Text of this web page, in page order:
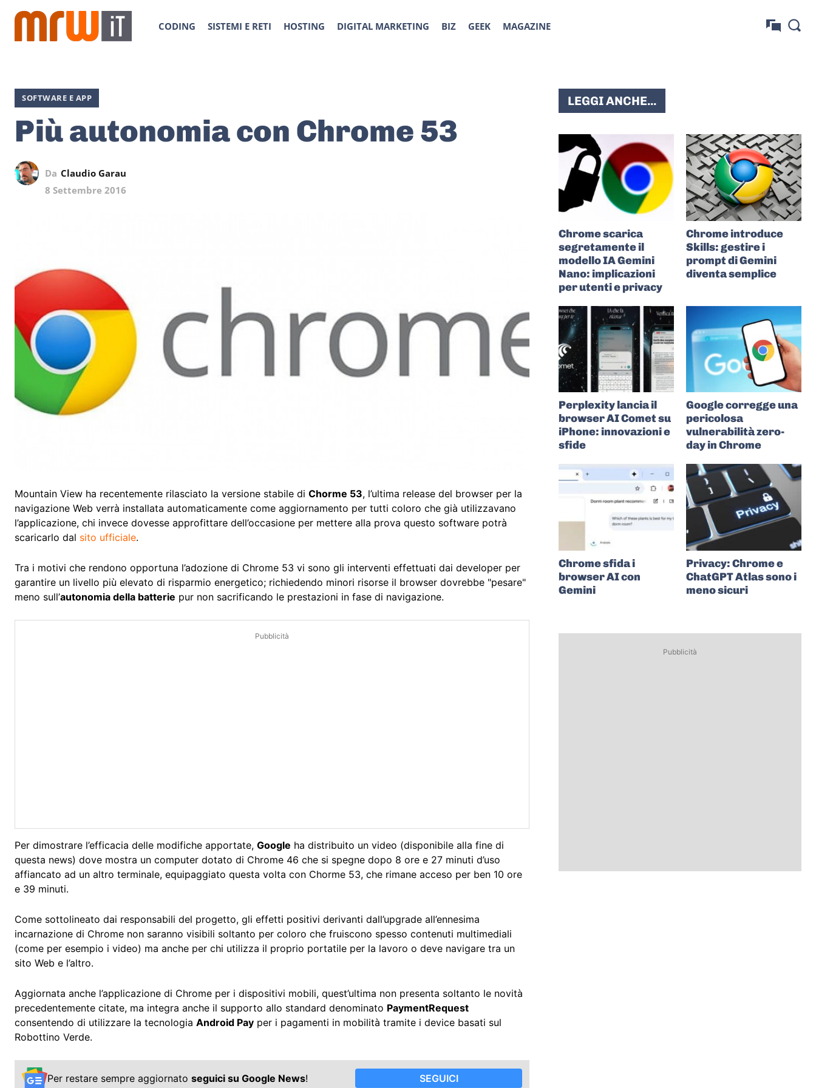
CODING SISTEMI E RETI HOSTING DIGITAL MARKETING BIZ GEEK MAGAZINE
SOFTWARE E APP
Più autonomia con Chrome 53
Da Claudio Garau
8 Settembre 2016
Mountain View ha recentemente rilasciato la versione stabile di Chorme 53, l’ultima release del browser per la
navigazione Web verrà installata automaticamente come aggiornamento per tutti coloro che già utilizzavano
l’applicazione, chi invece dovesse approfittare dell’occasione per mettere alla prova questo software potrà
scaricarlo dal sito ufficiale.
Tra i motivi che rendono opportuna l’adozione di Chrome 53 vi sono gli interventi effettuati dai developer per
garantire un livello più elevato di risparmio energetico; richiedendo minori risorse il browser dovrebbe "pesare"
meno sull’autonomia della batterie pur non sacrificando le prestazioni in fase di navigazione.
Pubblicità
Per dimostrare l’efficacia delle modifiche apportate, Google ha distribuito un video (disponibile alla fine di
questa news) dove mostra un computer dotato di Chrome 46 che si spegne dopo 8 ore e 27 minuti d’uso
affiancato ad un altro terminale, equipaggiato questa volta con Chorme 53, che rimane acceso per ben 10 ore
e 39 minuti.
Come sottolineato dai responsabili del progetto, gli effetti positivi derivanti dall’upgrade all’ennesima
incarnazione di Chrome non saranno visibili soltanto per coloro che fruiscono spesso contenuti multimediali
(come per esempio i video) ma anche per chi utilizza il proprio portatile per la lavoro o deve navigare tra un
sito Web e l’altro.
Aggiornata anche l’applicazione di Chrome per i dispositivi mobili, quest’ultima non presenta soltanto le novità
precedentemente citate, ma integra anche il supporto allo standard denominato PaymentRequest
consentendo di utilizzare la tecnologia Android Pay per i pagamenti in mobilità tramite i device basati sul
Robottino Verde.
Per restare sempre aggiornato seguici su Google News! SEGUICI
LEGGI ANCHE...
Chrome scarica
segretamente il
modello IA Gemini
Nano: implicazioni
per utenti e privacy
Chrome introduce
Skills: gestire i
prompt di Gemini
diventa semplice
Perplexity lancia il
browser AI Comet su
iPhone: innovazioni e
sfide
Google corregge una
pericolosa
vulnerabilità zero-
day in Chrome
Chrome sfida i
browser AI con
Gemini
Privacy: Chrome e
ChatGPT Atlas sono i
meno sicuri
Pubblicità